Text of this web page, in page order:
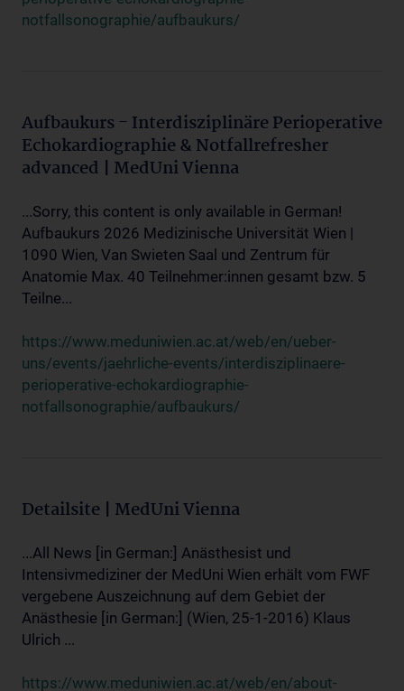
notfallsonographie/aufbaukurs/
Aufbaukurs - Interdisziplinäre Perioperative
Echokardiographie & Notfallrefresher
advanced | MedUni Vienna
...Sorry, this content is only available in German!
Aufbaukurs 2026 Medizinische Universität Wien |
1090 Wien, Van Swieten Saal und Zentrum für
Anatomie Max. 40 Teilnehmer:innen gesamt bzw. 5
Teilne...
https://www.meduniwien.ac.at/web/en/ueber-
uns/events/jaehrliche-events/interdisziplinaere-
perioperative-echokardiographie-
notfallsonographie/aufbaukurs/
Detailsite | MedUni Vienna
...All News [in German:] Anästhesist und
Intensivmediziner der MedUni Wien erhält vom FWF
vergebene Auszeichnung auf dem Gebiet der
Anästhesie [in German:] (Wien, 25-1-2016) Klaus
Ulrich ...
https://www.meduniwien.ac.at/web/en/about-